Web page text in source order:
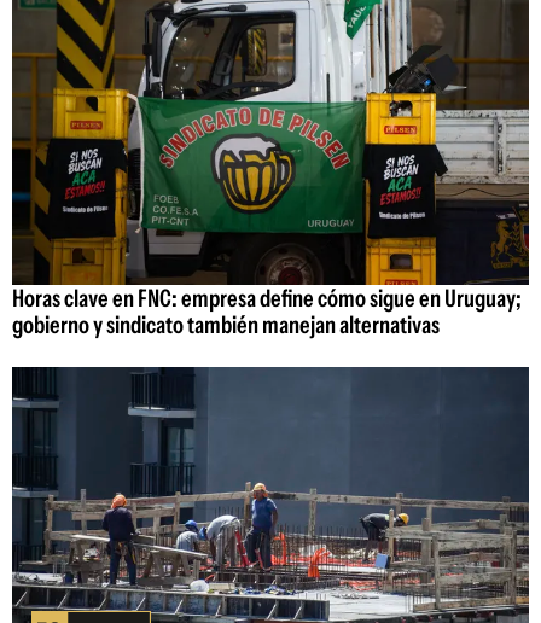
Horas clave en FNC: empresa define cómo sigue en Uruguay;
gobierno y sindicato también manejan alternativas